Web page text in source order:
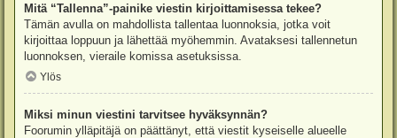
Mitä “Tallenna”-painike viestin kirjoittamisessa tekee?
Tämän avulla on mahdollista tallentaa luonnoksia, jotka voit
kirjoittaa loppuun ja lähettää myöhemmin. Avataksesi tallennetun
luonnoksen, vieraile komissa asetuksissa.
Ylös
Miksi minun viestini tarvitsee hyväksynnän?
Foorumin ylläpitäjä on päättänyt, että viestit kyseiselle alueelle